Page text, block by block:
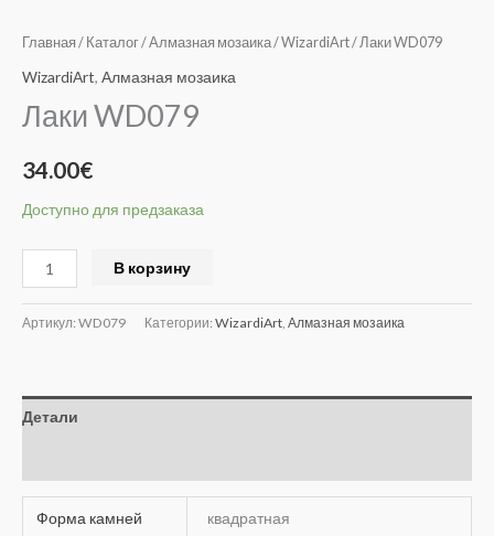
Главная / Каталог/Алмазная мозаика/WizardiArt/ Лаки WD079
WizardiArt, Алмазная мозаика
Лаки WD079
34.00€
Доступно для предзаказа
В корзину
Артикул: WD079 Категории: WizardiArt Алмазная мозаика
Детали
Форма камней квадратная